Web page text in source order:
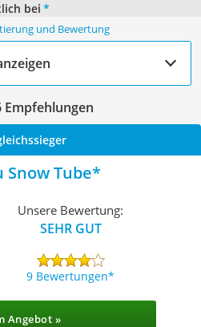
bei *
und Bewertung
Empfehlungen
Snow Tube
Unsere Bewertung:
SEHR GUT
9 Bewertungen
Angebot »